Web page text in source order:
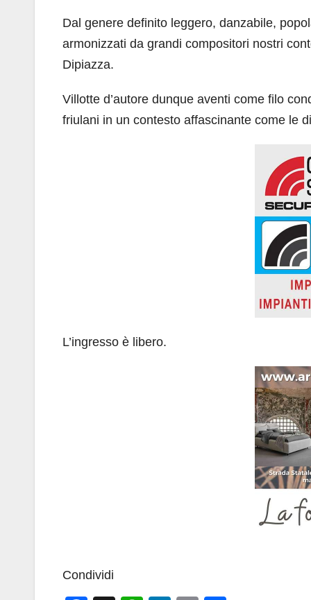
Dal genere definito leggero, danzabile,
armonizzati da grandi compositori nostri
Dipiazza.
Villotte d’autore dunque aventi come filo
friulani in un contesto affascinante come le
L’ingresso è libero.
Condividi